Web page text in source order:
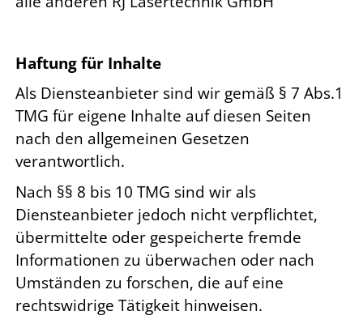
Haftung für Inhalte
Als Diensteanbieter sind wir gemäß § 7 Abs.1
TMG für eigene Inhalte auf diesen Seiten
nach den allgemeinen Gesetzen
verantwortlich.
Nach §§ 8 bis 10 TMG sind wir als
Diensteanbieter jedoch nicht verpflichtet,
übermittelte oder gespeicherte fremde
Informationen zu überwachen oder nach
Umständen zu forschen, die auf eine
rechtswidrige Tätigkeit hinweisen.